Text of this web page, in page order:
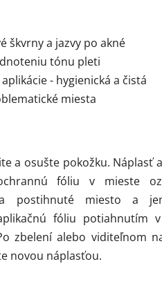
škvrny a jazvy po akné
tónu pleti
- hygienická a čistá
miesta
a osušte pokožku. Náplasť
fóliu v mieste
postihnuté miesto a
fóliu potiahnutím
zbelení alebo viditeľnom
novou náplasťou.